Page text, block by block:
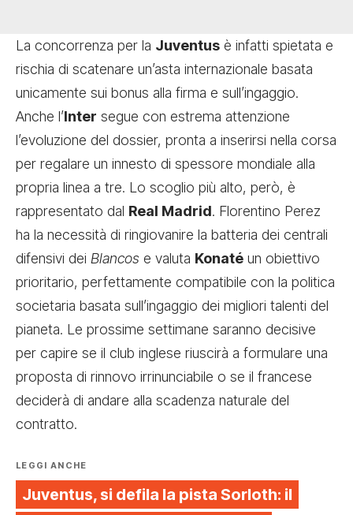
La concorrenza per la Juventus è infatti spietata e
rischia di scatenare un’asta internazionale basata
unicamente sui bonus alla firma e sull’ingaggio.
Anche l’Inter segue con estrema attenzione
l’evoluzione del dossier, pronta a inserirsi nella corsa
per regalare un innesto di spessore mondiale alla
propria linea a tre. Lo scoglio più alto, però, è
rappresentato dal Real Madrid. Florentino Perez
ha la necessità di ringiovanire la batteria dei centrali
difensivi dei Blancos e valuta Konaté un obiettivo
prioritario, perfettamente compatibile con la politica
societaria basata sull’ingaggio dei migliori talenti del
pianeta. Le prossime settimane saranno decisive
per capire se il club inglese riuscirà a formulare una
proposta di rinnovo irrinunciabile o se il francese
deciderà di andare alla scadenza naturale del
contratto.
LEGGI ANCHE
Juventus, si defila la pista Sorloth: il